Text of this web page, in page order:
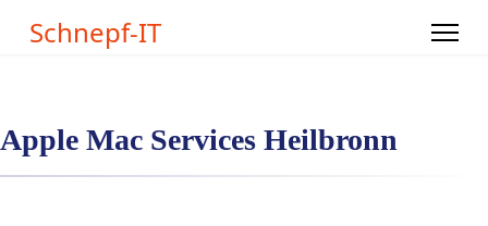
Schnepf-IT
Apple Mac Services Heilbronn